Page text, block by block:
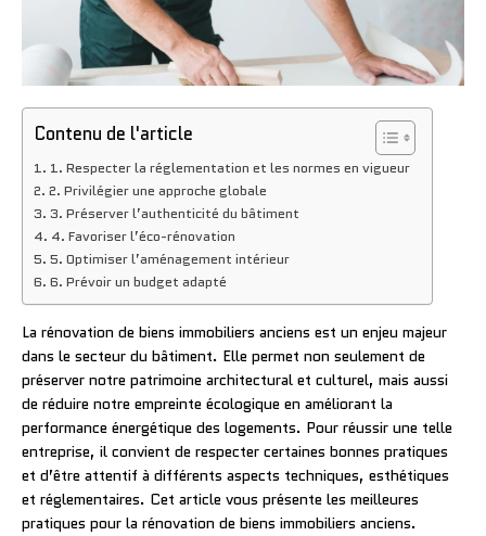
Contenu de l'article
1. Respecter la réglementation et les normes en vigueur
2. Privilégier une approche globale
3. Préserver l’authenticité du bâtiment
4. Favoriser l’éco-rénovation
5. Optimiser l’aménagement intérieur
6. Prévoir un budget adapté
La rénovation de biens immobiliers anciens est un enjeu majeur
dans le secteur du bâtiment. Elle permet non seulement de
préserver notre patrimoine architectural et culturel, mais aussi
de réduire notre empreinte écologique en améliorant la
performance énergétique des logements. Pour réussir une telle
entreprise, il convient de respecter certaines bonnes pratiques
et d’être attentif à différents aspects techniques, esthétiques
et réglementaires. Cet article vous présente les meilleures
pratiques pour la rénovation de biens immobiliers anciens.